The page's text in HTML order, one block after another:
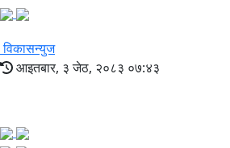
विकासन्युज
आइतबार, ३ जेठ, २०८३ ०७:४३